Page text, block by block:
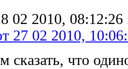
02 2010, 08:12:26
27 02 2010,
сказать, что